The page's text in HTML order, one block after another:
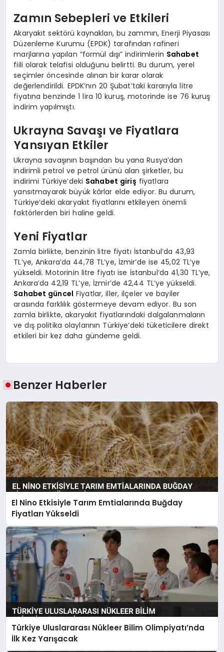
Zamın Sebepleri ve Etkileri
Akaryakıt sektörü kaynakları, bu zammın, Enerji Piyasası
Düzenleme Kurumu (EPDK) tarafından rafineri
marjlarına yapılan “formül dışı” indirimlerin Sahabet
fiili olarak telafisi olduğunu belirtti. Bu durum, yerel
seçimler öncesinde alınan bir karar olarak
değerlendirildi. EPDK’nın 20 Şubat’taki kararıyla litre
fiyatına benzinde 1 lira 10 kuruş, motorinde ise 76 kuruş
indirim yapılmıştı.
Ukrayna Savaşı ve Fiyatlara
Yansıyan Etkiler
Ukrayna savaşının başından bu yana Rusya’dan
indirimli petrol ve petrol ürünü alan şirketler, bu
indirimi Türkiye’deki Sahabet giriş fiyatlara
yansıtmayarak büyük kârlar elde ediyor. Bu durum,
Türkiye’deki akaryakıt fiyatlarını etkileyen önemli
faktörlerden biri haline geldi.
Yeni Fiyatlar
Zamla birlikte, benzinin litre fiyatı İstanbul’da 43,93
TL’ye, Ankara’da 44,78 TL’ye, İzmir’de ise 45,02 TL’ye
yükseldi. Motorinin litre fiyatı ise İstanbul’da 41,30 TL’ye,
Ankara’da 42,19 TL’ye, İzmir’de 42,44 TL’ye yükseldi.
Sahabet güncel Fiyatlar, iller, ilçeler ve bayiler
arasında farklılık göstermeye devam ediyor. Bu son
zamla birlikte, akaryakıt fiyatlarındaki dalgalanmaların
ve dış politika olaylarının Türkiye’deki tüketicilere direkt
etkileri bir kez daha gündeme geldi.
Benzer Haberler
El Nino Etkisiyle Tarım Emtialarında Buğday
Fiyatları Yükseldi
Türkiye Uluslararası Nükleer Bilim Olimpiyatı’nda
İlk Kez Yarışacak